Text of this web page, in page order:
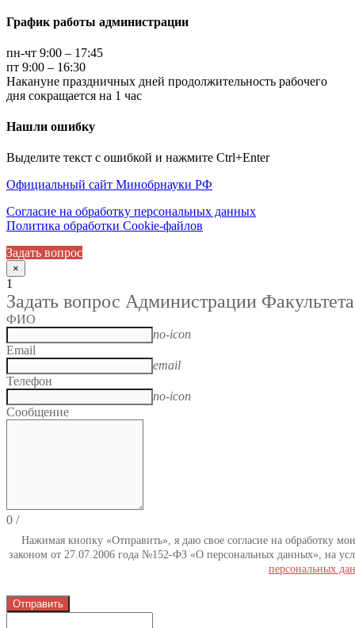
График работы администрации
пн-чт 9:00 – 17:45
пт 9:00 – 16:30
Накануне праздничных дней продолжительность рабочего
дня сокращается на 1 час
Нашли ошибку
Выделите текст с ошибкой и нажмите Ctrl+Enter
Официальный сайт Минобрнауки РФ
Согласие на обработку персональных данных
Политика обработки Cookie-файлов
Задать вопрос
×
1
Задать вопрос Администрации Факультета
ФИО
no-icon
Email
email
Телефон
no-icon
Сообщение
0 /
Нажимая кнопку «Отправить», я даю свое согласие на обработку
законом от 27.07.2006 года №152-ФЗ «О персональных данных», на
персональных
Отправить